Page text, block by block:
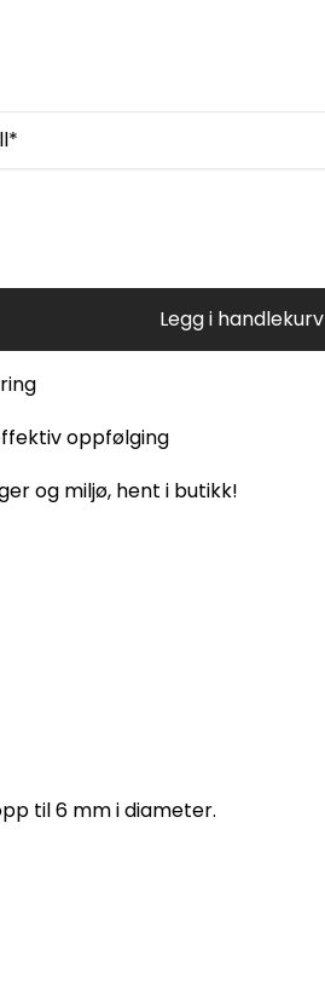
Legg i handlekurv
oppfølging
og miljø, hent i butikk!
til 6 mm i diameter.